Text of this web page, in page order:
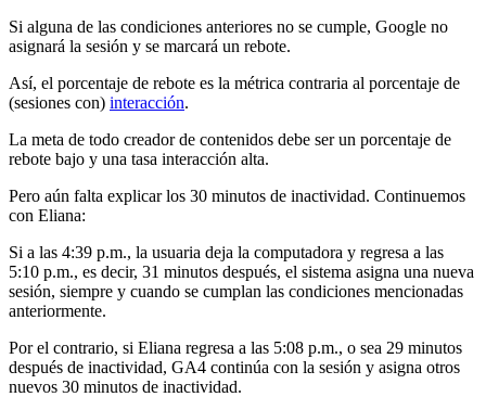
Si alguna de las condiciones anteriores no se cumple, Google no
asignará la sesión y se marcará un rebote.
Así, el porcentaje de rebote es la métrica contraria al porcentaje de
(sesiones con) interacción.
La meta de todo creador de contenidos debe ser un porcentaje de
rebote bajo y una tasa interacción alta.
Pero aún falta explicar los 30 minutos de inactividad. Continuemos
con Eliana:
Si a las 4:39 p.m., la usuaria deja la computadora y regresa a las
5:10 p.m., es decir, 31 minutos después, el sistema asigna una nueva
sesión, siempre y cuando se cumplan las condiciones mencionadas
anteriormente.
Por el contrario, si Eliana regresa a las 5:08 p.m., o sea 29 minutos
después de inactividad, GA4 continúa con la sesión y asigna otros
nuevos 30 minutos de inactividad.